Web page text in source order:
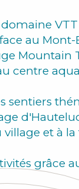
VTT
au Mont-
Mountain
centre
sentiers
village et à la
grâce